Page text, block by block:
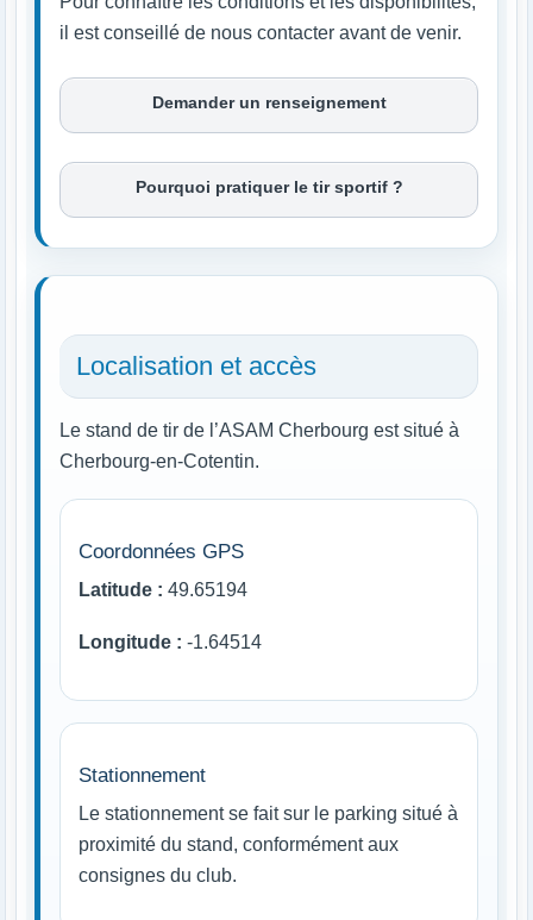
il est conseillé de nous contacter avant de venir.
Demander un renseignement
Pourquoi pratiquer le tir sportif ?
Localisation et accès
Le stand de tir de l’ASAM Cherbourg est situé à
Cherbourg-en-Cotentin.
Coordonnées GPS
Latitude : 49.65194
Longitude : -1.64514
Stationnement
Le stationnement se fait sur le parking situé à
proximité du stand, conformément aux
consignes du club.